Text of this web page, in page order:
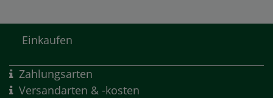
Einkaufen
Zahlungsarten
Versandarten & -kosten